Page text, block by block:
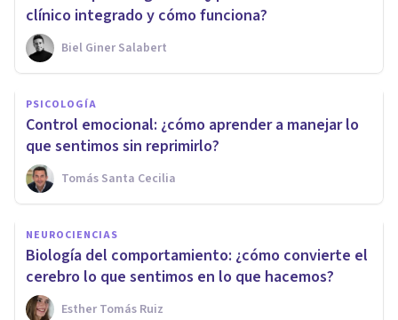
clínico integrado y cómo funciona?
Biel Giner Salabert
PSICOLOGÍA
Control emocional: ¿cómo aprender a manejar lo
que sentimos sin reprimirlo?
Tomás Santa Cecilia
NEUROCIENCIAS
Biología del comportamiento: ¿cómo convierte el
cerebro lo que sentimos en lo que hacemos?
Esther Tomás Ruiz